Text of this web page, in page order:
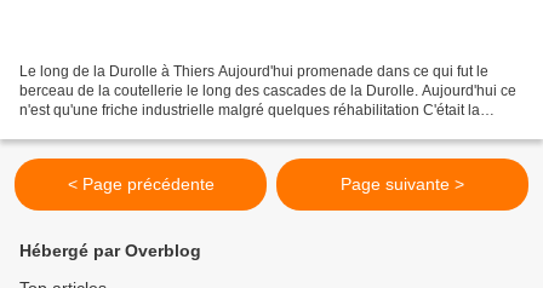
Le long de la Durolle à Thiers Aujourd'hui promenade dans ce qui fut le
berceau de la coutellerie le long des cascades de la Durolle. Aujourd'hui ce
n'est qu'une friche industrielle malgré quelques réhabilitation C'était la
< Page précédente Page suivante >
Hébergé par Overblog